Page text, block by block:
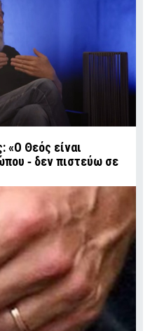
«Ο Θεός είναι
‑ δεν πιστεύω σε